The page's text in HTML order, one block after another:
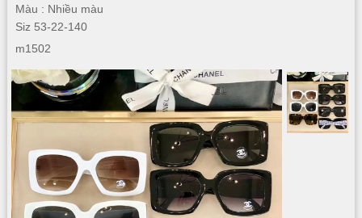
Màu : Nhiều màu
Siz 53-22-140
m1502